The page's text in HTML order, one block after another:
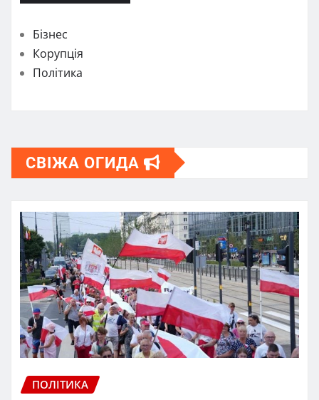
Бізнес
Корупція
Політика
СВІЖА ОГИДА
ПОЛІТИКА